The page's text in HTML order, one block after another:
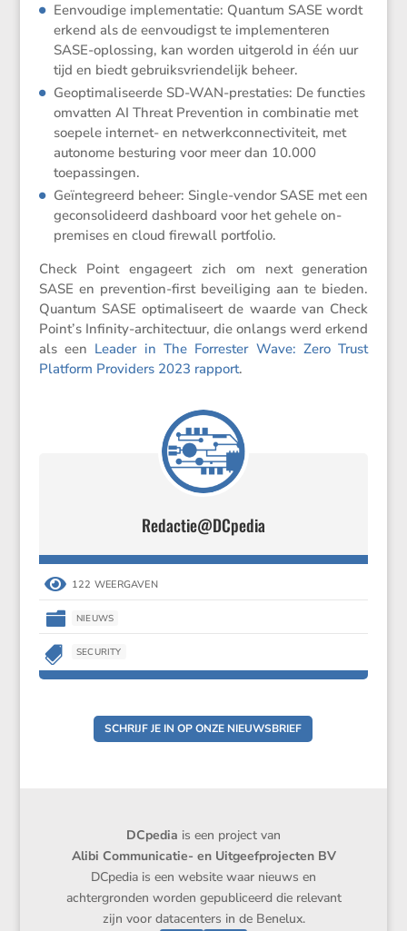
Eenvou­dige imple­men­tatie: Quantum SASE wordt
erkend als de eenvou­digst te imple­men­teren
SASE-oplos­sing, kan worden uitge­rold in één uur
tijd en biedt gebruiks­vrien­de­lijk beheer.
Geopti­ma­li­seerde SD-WAN-presta­ties: De functies
omvatten AI Threat Preven­tion in combi­natie met
soepele internet- en netwerk­con­nec­ti­vi­teit, met
autonome bestu­ring voor meer dan 10.000
toepassingen.
Geïnte­greerd beheer: Single-vendor SASE met een
gecon­so­li­deerd dashboard voor het gehele on-
premises en cloud firewall portfolio.
Check Point engageert zich om next genera­tion
SASE en preven­tion-first bevei­li­ging aan te bieden.
Quantum SASE optima­li­seert de waarde van Check
Point’s Infinity-archi­tec­tuur, die onlangs werd erkend
als een Leader in The Forrester Wave: Zero Trust
Platform Provi­ders 2023 rapport.
Redactie@DCpedia
 122 WEERGAVEN
 NIEUWS
 SECURITY
SCHRIJF JE IN OP ONZE NIEUWSBRIEF
DCpedia is een project van
Alibi Communicatie- en Uitgeefprojecten BV
DCpedia is een website waar nieuws en
achtergronden worden gepubliceerd die relevant
zijn voor datacenters in de Benelux.